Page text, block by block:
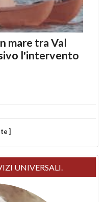
mare tra Val
l'intervento
]
UNIVERSALI.